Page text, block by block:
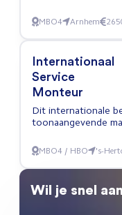
MBO4 Arnhem
Assemblage
Internationaal
Service
Monteur
Dit internationale
toonaangevende
MBO4 / HBO 's-
Internationaal
Wil je snel